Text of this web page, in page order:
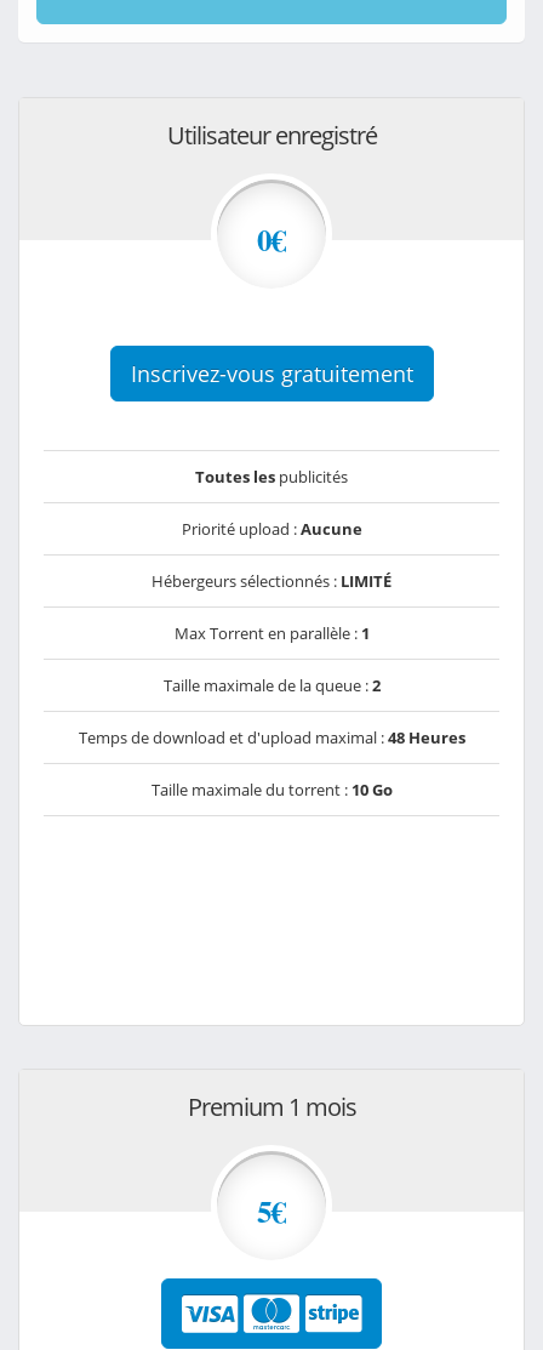
Utilisateur enregistré
0€
Inscrivez-vous gratuitement
Toutes les publicités
Priorité upload :Aucune
Hébergeurs sélectionnés : LIMITÉ
Max Torrent en parallèle : 1
Taille maximale de la queue :2
Temps de download et d'upload maximal :48 Heures
Taille maximale du torrent : 10 Go
Premium 1 mois
5€